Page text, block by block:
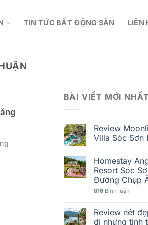
TIN TỨC BẤT ĐỘNG SẢN LIÊN
BÀI VIẾT MỚI NHẤT
Review
Villa Sóc Sơn
Homestay
Resort Sóc
Đường Chụp
816Bình luận
Review nét
dị nhưng tinh